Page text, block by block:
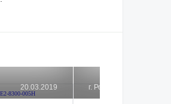
20.03.2019 г. Родники